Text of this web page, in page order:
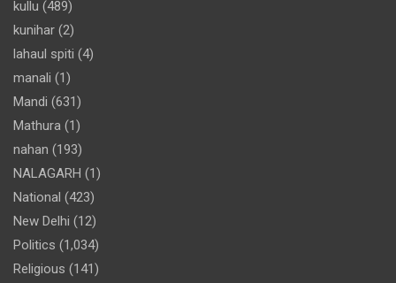
kullu (489)
kunihar (2)
lahaul spiti (4)
manali (1)
Mandi (631)
Mathura (1)
nahan (193)
NALAGARH (1)
National (423)
New Delhi (12)
Politics (1,034)
Religious (141)